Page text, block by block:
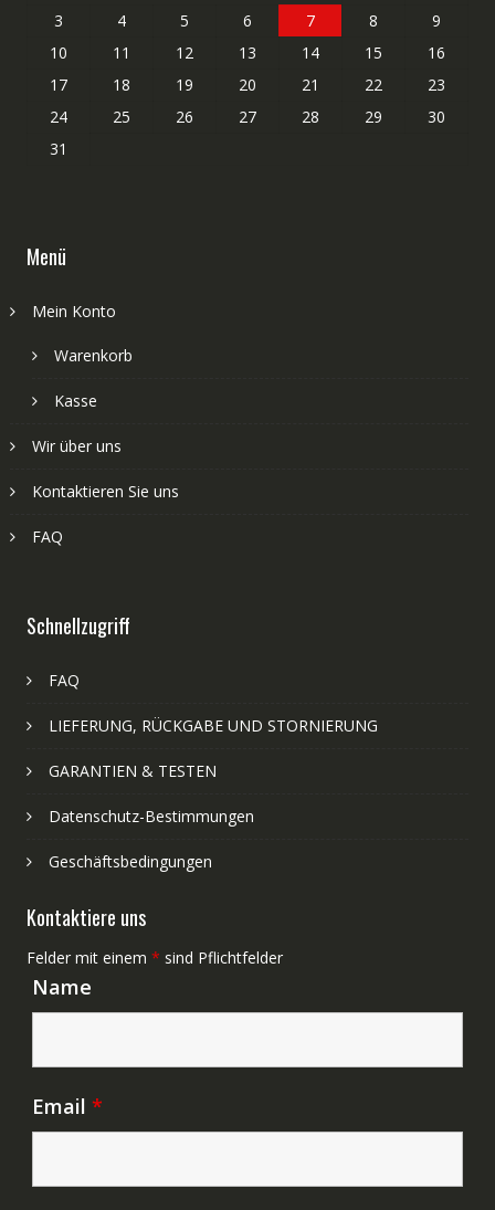
3
4 5 6 7 8
9
10
11 12 13 14 15
16
17
18 19 20 21 22
23
24
25 26 27 28 29
30
31
Menü
Mein Konto
Warenkorb
Kasse
Wir über uns
Kontaktieren Sie uns
FAQ
Schnellzugriff
FAQ
LIEFERUNG, RÜCKGABE UND STORNIERUNG
GARANTIEN & TESTEN
Datenschutz-Bestimmungen
Geschäftsbedingungen
Kontaktiere uns
Felder mit einem * sind Pflichtfelder
Name
Email *